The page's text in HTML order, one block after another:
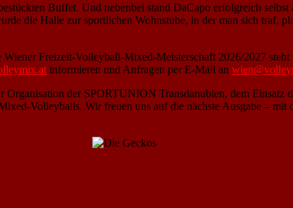
Buffet. Und nebenbei stand DaCapo erfolgreich
die Halle zur sportlichen Wohnstube, in der man sich traf,
Freizeit-Volleyball-Mixed-Meisterschaft 2026/2027
informieren und Anfragen per E-Mail an
der SPORTUNION Transdanubien, dem Einsatz
Volleyballs. Wir freuen uns auf die nächste Ausgabe – mit